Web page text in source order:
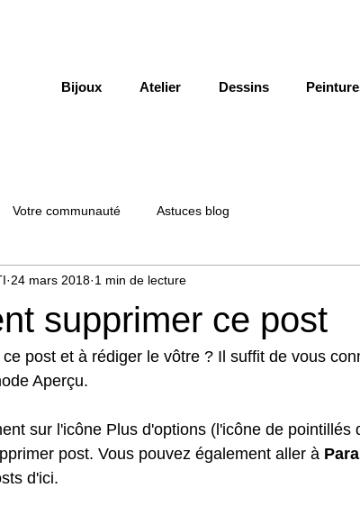
Bijoux Atelier Dessins
Votre communauté Astuces blog
supprimer ce post
24 mars 2018 1 min de lecture
post et à rédiger le vôtre ? Il suffit de vous
Aperçu.
post. Vous pouvez également aller à
d'ici.